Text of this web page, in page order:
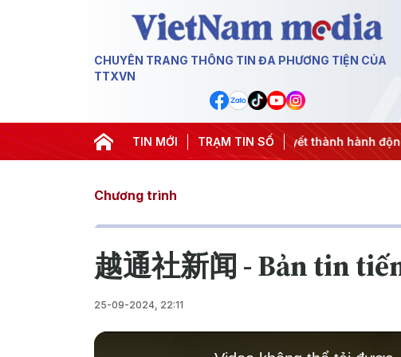
CHUYÊN TRANG THÔNG TIN ĐA PHƯƠNG TIỆN CỦA
TTXVN
TIN MỚI TRẠM TIN SỐ
#APEC 2027 #Đưa Nghị quyết thành hành động #Chiến dịch
Chương trình
越通社新闻 - Bản tin
25-09-2024, 22:11
This